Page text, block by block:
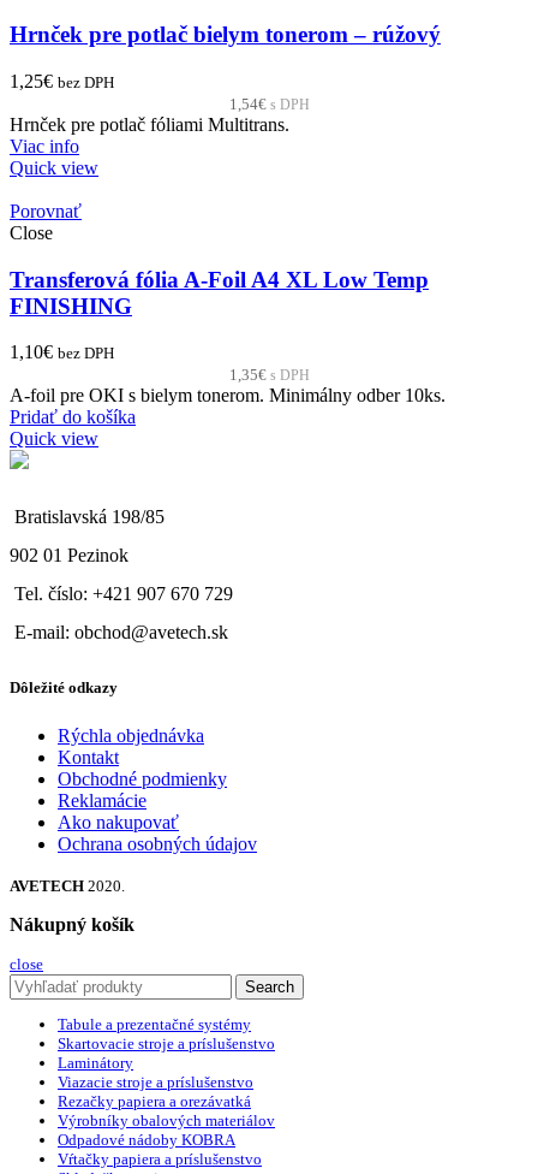
Hrnček pre potlač bielym tonerom – rúžový
1,25€ bez DPH
1,54€ s DPH
Hrnček pre potlač fóliami Multitrans.
Viac info
Quick view
Porovnať
Close
Transferová fólia A-Foil A4 XL Low Temp
FINISHING
1,10€ bez DPH
1,35€ s DPH
A-foil pre OKI s bielym tonerom. Minimálny odber 10ks.
Pridať do košíka
Quick view
Bratislavská 198/85
902 01 Pezinok
Tel. číslo: +421 907 670 729
E-mail: obchod@avetech.sk
Dôležité odkazy
Rýchla objednávka
Kontakt
Obchodné podmienky
Reklamácie
Ako nakupovať
Ochrana osobných údajov
AVETECH 2020.
Nákupný košík
close
Search
Tabule a prezentačné systémy
Skartovacie stroje a príslušenstvo
Laminátory
Viazacie stroje a príslušenstvo
Rezačky papiera a orezávatká
Výrobníky obalových materiálov
Odpadové nádoby KOBRA
Vŕtačky papiera a príslušenstvo